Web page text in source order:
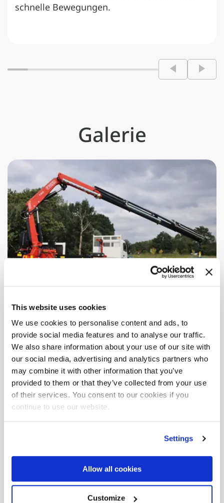
This website uses cookies
We use cookies to personalise content and ads, to
provide social media features and to analyse our traffic.
We also share information about your use of our site with
our social media, advertising and analytics partners who
may combine it with other information that you’ve
provided to them or that they’ve collected from your use
of their services. You consent to our cookies if you
continue to use our website.
Settings
Allow all cookies
Customize
schnelle Bewegungen.
Galerie
Downloadbereich
Maximale hydraulische
Reichweite
F245A.2.28